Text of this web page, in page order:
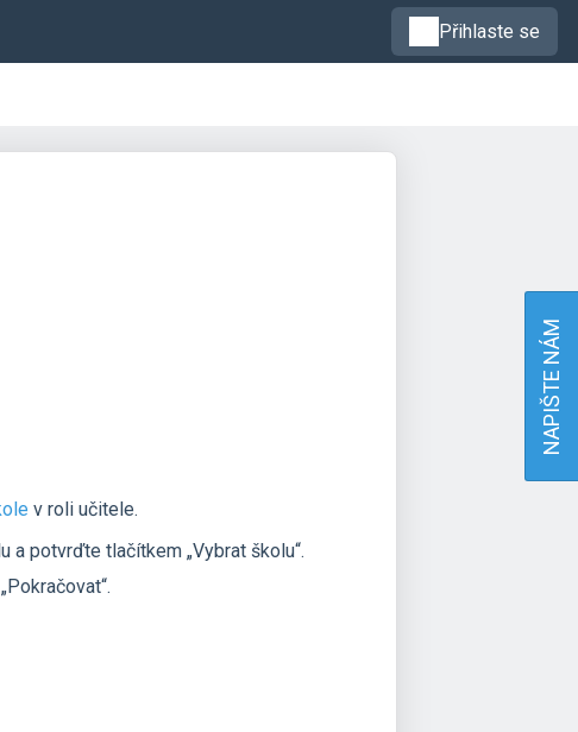
Přihlaste se
v roli učitele.
potvrďte tlačítkem „Vybrat školu“.
NAPIŠTE NÁM